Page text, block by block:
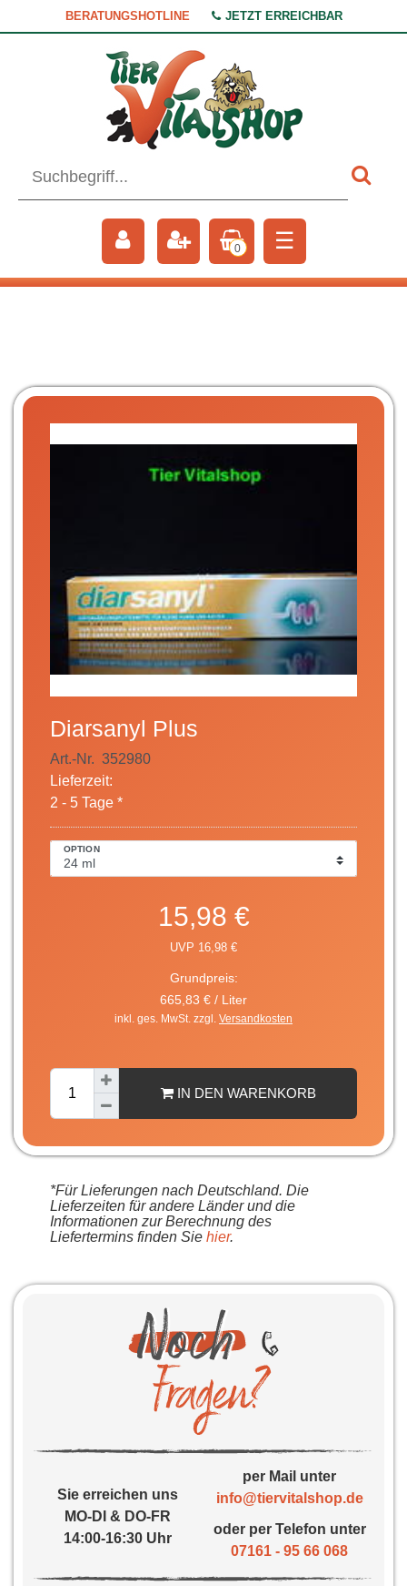
BERATUNGSHOTLINE JETZT ERREICHBAR
0 ☰
Diarsanyl Plus
Art.-Nr. 352980
Lieferzeit:
2 - 5 Tage *
OPTION
15,98 €
UVP 16,98 €
Grundpreis:
665,83 € / Liter
inkl. ges. MwSt. zzgl. Versandkosten
IN DEN WARENKORB
*Für Lieferungen nach Deutschland. Die
Lieferzeiten für andere Länder und die
Informationen zur Berechnung des
Liefertermins finden Sie hier.
Sie erreichen uns
MO-DI & DO-FR
14:00-16:30 Uhr
per Mail unter
info@tiervitalshop.de
oder per Telefon unter
07161 - 95 66 068